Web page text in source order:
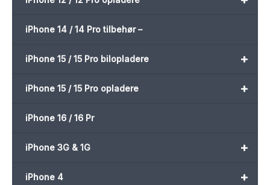
iPhone 14 / 14 Pro tilbehør –
+
iPhone 15 / 15 Pro bilopladere
+
iPhone 15 / 15 Pro opladere
iPhone 16 / 16 Pr
+
iPhone 3G & 1G
+
iPhone 4